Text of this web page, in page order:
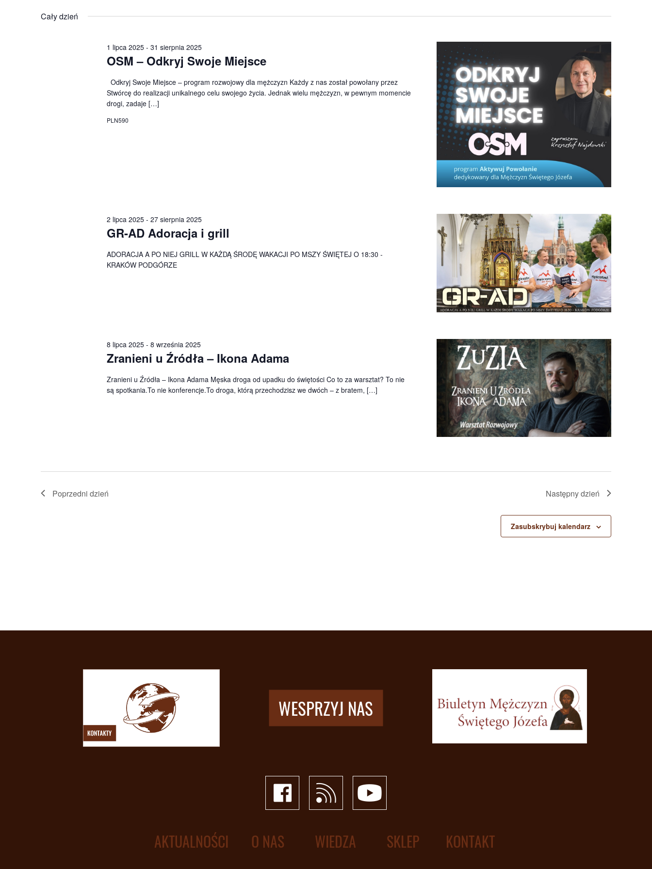
słowa
datę.
Cały dzień
OSM – Odkryj Swoje Miejsce
1 lipca 2025- 31 sierpnia 2025
Odkryj Swoje Miejsce – program rozwojowy dla mężczyzn Każdy z nas został powołany przez
Stwórcę do realizacji unikalnego celu swojego życia. Jednak wielu mężczyzn, w pewnym momencie
drogi, zadaje […]
PLN590
GR-AD Adoracja i grill
2 lipca 2025- 27 sierpnia 2025
ADORACJA A PO NIEJ GRILL W KAŻDĄ ŚRODĘ WAKACJI PO MSZY ŚWIĘTEJ O 18:30 -
KRAKÓW PODGÓRZE
Zranieni u Źródła – Ikona Adama
8 lipca 2025- 8 września 2025
Zranieni u Źródła – Ikona Adama Męska droga od upadku do świętości Co to za warsztat? To nie
są spotkania.To nie konferencje.To droga, którą przechodzisz we dwóch – z bratem, […]
Poprzedni dzień Następny dzień
Zasubskrybuj kalendarz
WESPRZYJ NAS
AKTUALNOŚCI O NAS WIEDZA SKLEP KONTAKT